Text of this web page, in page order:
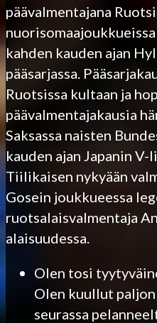
päävalmentajana
kahden kauden ajan
pääsarjassa.
Ruotsissa kultaan ja
päävalmentajakausia
Saksassa naisten
kauden ajan Japanin V-
Tiilikaisen nykyään
Gosein joukkueessa
ruotsalaisvalmentaja
alaisuudessa.
Olen tosi
Olen kuullut paljon
seurassa